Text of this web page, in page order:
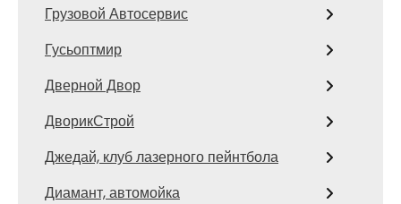
Грузовой Автосервис
Гусьоптмир
Дверной Двор
ДворикСтрой
Джедай, клуб лазерного пейнтбола
Диамант, автомойка